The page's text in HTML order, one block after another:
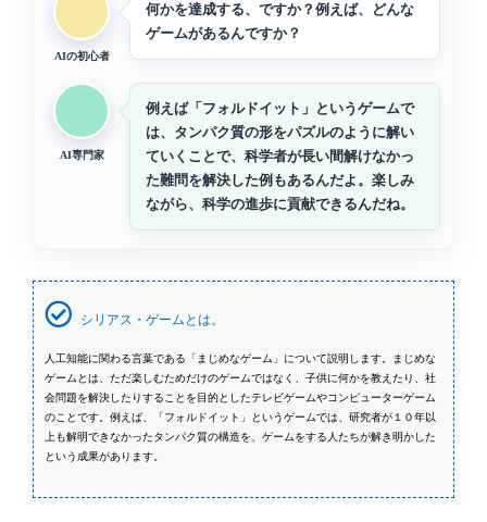
AIの初心者
何かを達成する、ですか？例えば、どんな
ゲームがあるんですか？
AI専門家
例えば「フォルドイット」というゲームで
は、タンパク質の形をパズルのように解い
ていくことで、科学者が長い間解けなかっ
た難問を解決した例もあるんだよ。楽しみ
ながら、科学の進歩に貢献できるんだね。
シリアス・ゲームとは。
人工知能に関わる言葉である「まじめなゲーム」について説明します。まじめな
ゲームとは、ただ楽しむためだけのゲームではなく、子供に何かを教えたり、社
会問題を解決したりすることを目的としたテレビゲームやコンピューターゲーム
のことです。例えば、「フォルドイット」というゲームでは、研究者が１０年以
上も解明できなかったタンパク質の構造を、ゲームをする人たちが解き明かした
という成果があります。